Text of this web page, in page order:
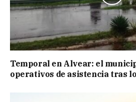
Temporal en Alvear: el
operativos de asistencia tras